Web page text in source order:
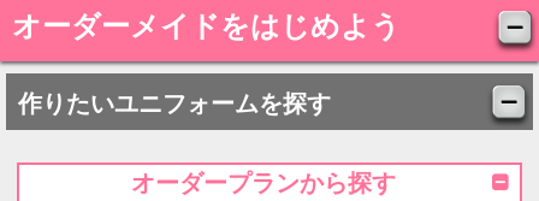
オーダーメイドをはじめよう
作りたいユニフォームを探す
オーダープランから探す